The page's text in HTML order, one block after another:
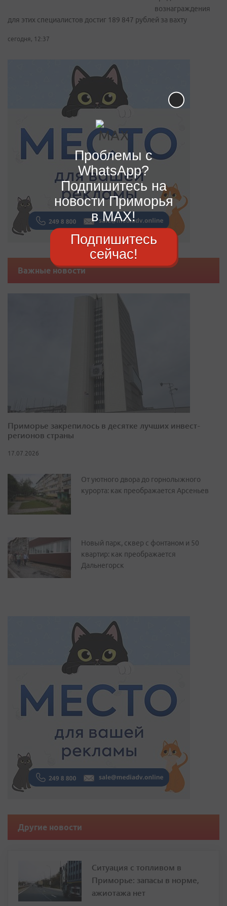
вознаграждения
для этих специалистов достиг 189 847 рублей за вахту
сегодня, 12:37
Важные новости
Приморье закрепилось в десятке лучших инвест-
регионов страны
17.07.2026
От уютного двора до горнолыжного
курорта: как преображается Арсеньев
Новый парк, сквер с фонтаном и 50
квартир: как преображается
Дальнегорск
Другие новости
Ситуация с топливом в
Приморье: запасы в норме,
ажиотажа нет
Проблемы с
WhatsApp?
Подпишитесь на
новости Приморья
в MAX!
Подпишитесь
сейчас!